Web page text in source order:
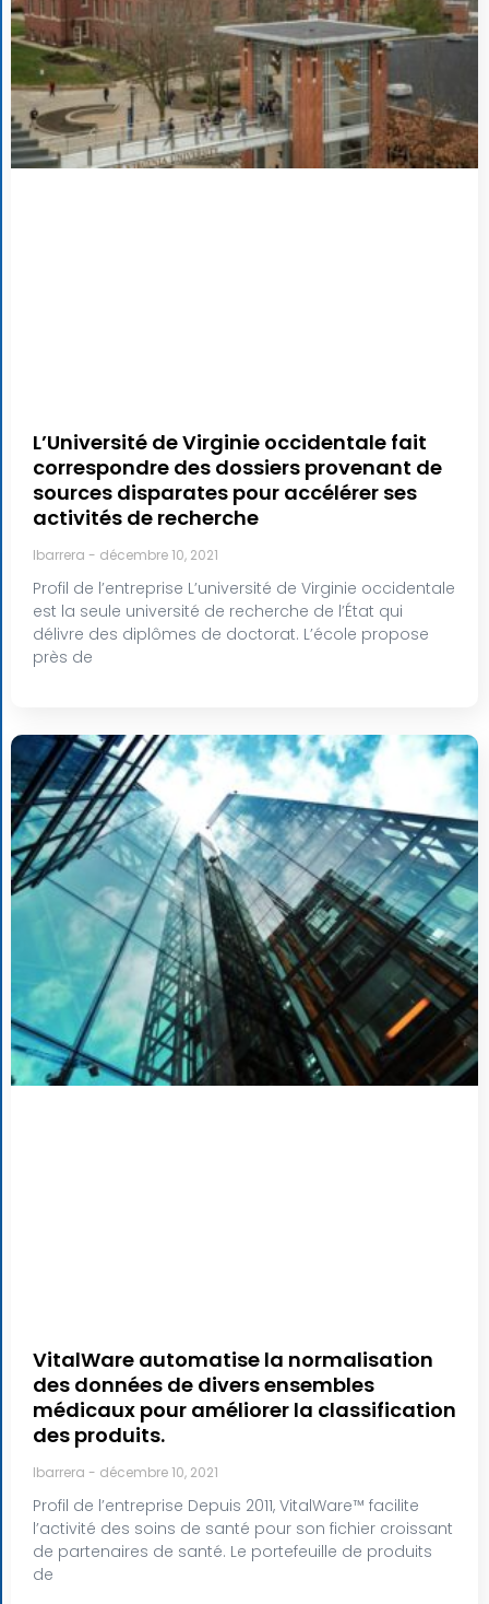
L’Université de Virginie occidentale fait
correspondre des dossiers provenant de
sources disparates pour accélérer ses
activités de recherche
lbarrera décembre 10, 2021
Profil de l’entreprise L’université de Virginie occidentale
est la seule université de recherche de l’État qui
délivre des diplômes de doctorat. L’école propose
près de
VitalWare automatise la normalisation
des données de divers ensembles
médicaux pour améliorer la classification
des produits.
lbarrera décembre 10, 2021
Profil de l’entreprise Depuis 2011, VitalWare™ facilite
l’activité des soins de santé pour son fichier croissant
de partenaires de santé. Le portefeuille de produits
de